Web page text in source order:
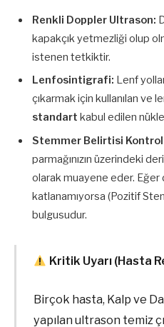
Renkli Doppler Ultrason:
kapakçık yetmezliği olup
istenen tetkiktir.
Lenfosintigrafi: Lenf
çıkarmak için kullanılan ve
standart kabul edilen
Stemmer Belirtisi
parmağınızın üzerindeki
olarak muayene eder. Eğer
katlanamıyorsa (Pozitif
bulgusudur.
Kritik Uyarı (Hasta
Birçok hasta, Kalp ve
yapılan ultrason temiz